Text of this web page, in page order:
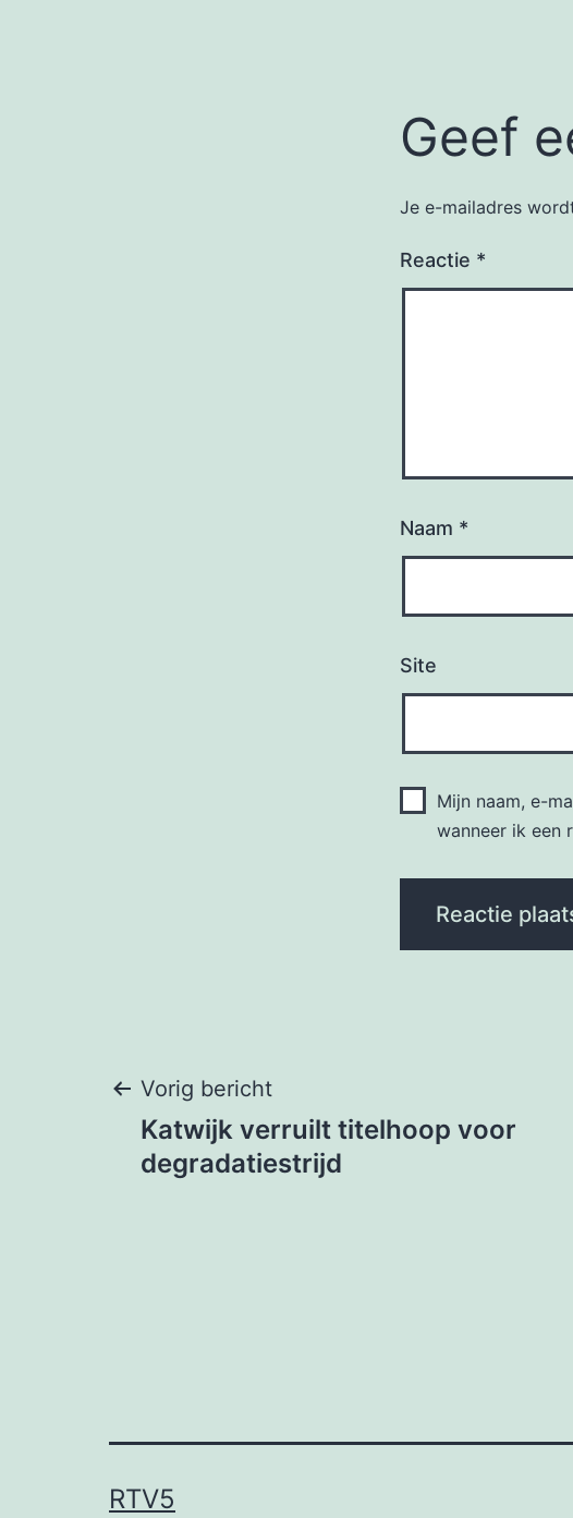
Geef
Je e-mailadres
Reactie *
Naam *
Site
Mijn naam, e-
wanneer ik een
Bericht
navigatie
Vorig bericht
Katwijk verruilt titelhoop voor
degradatiestrijd
RTV5